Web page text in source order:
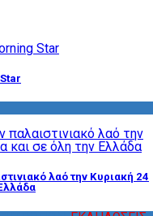
λαό την Κυριακή 24